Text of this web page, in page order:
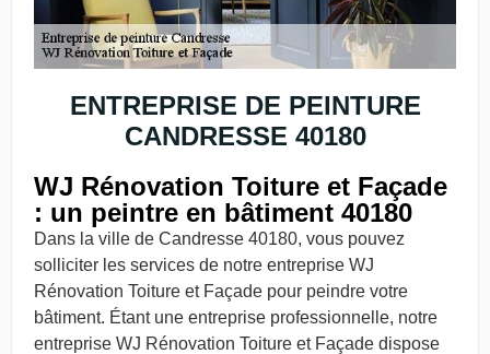
ENTREPRISE DE PEINTURE
CANDRESSE 40180
WJ Rénovation Toiture et Façade
: un peintre en bâtiment 40180
Dans la ville de Candresse 40180, vous pouvez
solliciter les services de notre entreprise WJ
Rénovation Toiture et Façade pour peindre votre
bâtiment. Étant une entreprise professionnelle, notre
entreprise WJ Rénovation Toiture et Façade dispose